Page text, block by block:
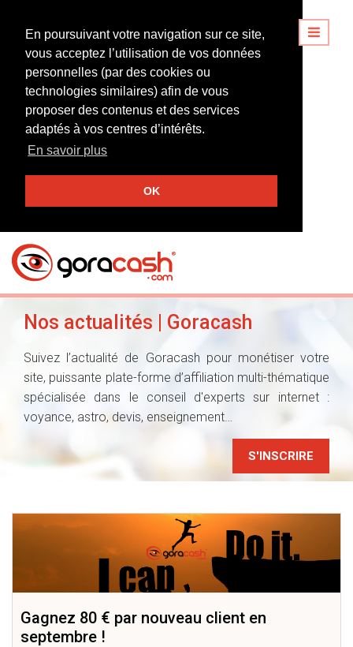
En poursuivant votre navigation sur ce site,
vous acceptez l’utilisation de vos données
personnelles (par des cookies ou
technologies similaires) afin de vous
proposer des contenus et des services
adaptés à vos centres d’intérêts.
En savoir plus
OK
Nos actualités | Goracash
Suivez l’actualité de Goracash pour monétiser votre
site, puissante plate-forme d’affiliation multi-thématique
spécialisée dans le conseil d'experts sur internet :
voyance, astro, devis, enseignement…
S'INSCRIRE
Gagnez 80 € par nouveau client en
septembre !